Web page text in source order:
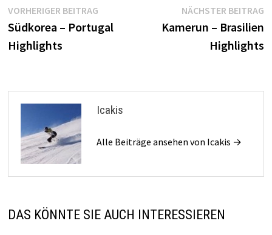
Beitragsnavigation
VORHERIGER BEITRAGVorheriger
Beitrag:
Südkorea – Portugal
Highlights
NÄCHSTER BEITRAG
Kamerun – Brasilien
Highlights
Icakis
Alle Beiträge ansehen von Icakis →
DAS KÖNNTE SIE AUCH INTERESSIEREN